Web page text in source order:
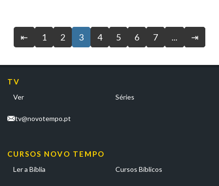
⇤ 1 2 3 4 5 6 7 ... ⇥
TV
Ver Séries
tv@novotempo.pt
CURSOS NOVO TEMPO
Ler a Bíblia Cursos Bíblicos